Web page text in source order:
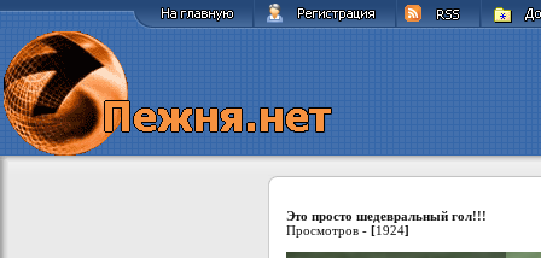
Это просто шедевральный гол!!!
Просмотров - [1924]